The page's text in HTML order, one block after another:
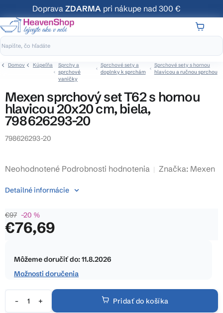
na
obsah
Doprava ZDARMA pri nákupe nad 300 €
Domov Kúpeľňa
Sprchy a
sprchové
vaničky
Sprchové sety a
doplnky k sprchám
Sprchové sety s hornou
hlavicou a ručnou sprchou
Mexen sprchový set T62 s hornou
hlavicou 20x20 cm, biela,
798626293-20
798626293-20
Priemerné
produktu
0,0
z
Neohodnotené Podrobnosti hodnotenia Značka: Mexen
€97 –20 %
€76,69
cena:
Môžeme doručiť do:11.8.2026
Možnosti doručenia
Pridať do košíka
Detailné informácie